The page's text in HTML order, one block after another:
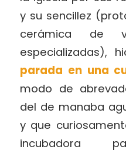
y su sencillez
cerámica de
especializadas),
parada en una
modo de
del de manaba
y que
incubadora